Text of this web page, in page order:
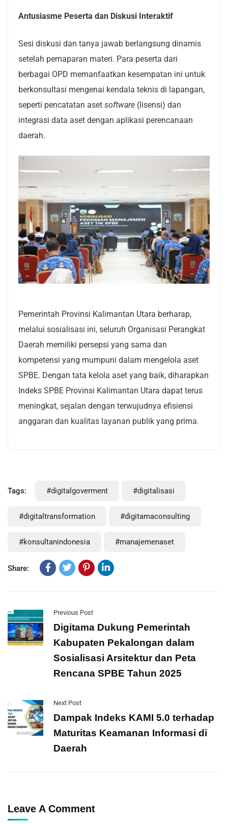
Antusiasme Peserta dan Diskusi Interaktif
Sesi diskusi dan tanya jawab berlangsung dinamis
setelah pemaparan materi. Para peserta dari
berbagai OPD memanfaatkan kesempatan ini untuk
berkonsultasi mengenai kendala teknis di lapangan,
seperti pencatatan aset software (lisensi) dan
integrasi data aset dengan aplikasi perencanaan
daerah.
Pemerintah Provinsi Kalimantan Utara berharap,
melalui sosialisasi ini, seluruh Organisasi Perangkat
Daerah memiliki persepsi yang sama dan
kompetensi yang mumpuni dalam mengelola aset
SPBE. Dengan tata kelola aset yang baik, diharapkan
Indeks SPBE Provinsi Kalimantan Utara dapat terus
meningkat, sejalan dengan terwujudnya efisiensi
anggaran dan kualitas layanan publik yang prima.
Tags: #digitalgoverment #digitalisasi
#digitaltransformation #digitamaconsulting
#konsultanindonesia #manajemenaset
Share:
Previous Post
Digitama Dukung Pemerintah
Kabupaten Pekalongan dalam
Sosialisasi Arsitektur dan Peta
Rencana SPBE Tahun 2025
Next Post
Dampak Indeks KAMI 5.0 terhadap
Maturitas Keamanan Informasi di
Daerah
Leave A Comment